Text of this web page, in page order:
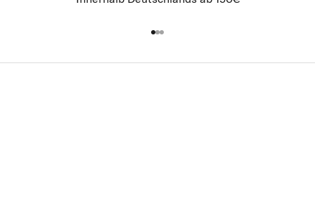
Gehe zu Element 1
Gehe zu Element 2
Gehe zu Element 3